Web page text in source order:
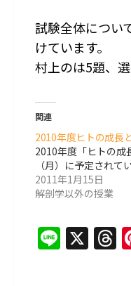
試験全体につい
けています。
村上のは5題、
関連
2010年度ヒトの成長
2010年度「ヒトの成
（月）に予定され
2011年1月15日
解剖学以外の授業
Line
X